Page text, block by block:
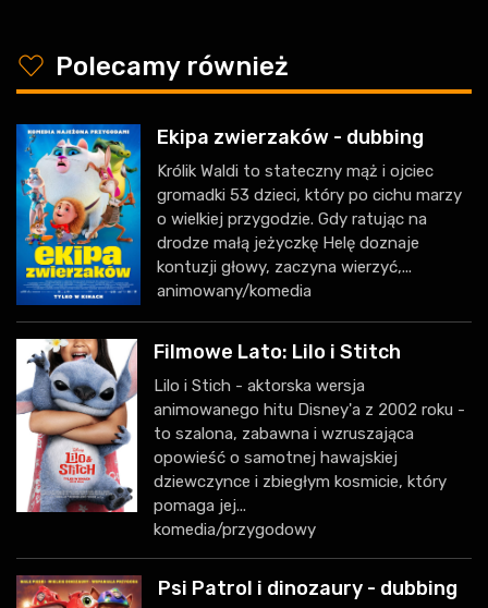
y Polecamy również
Ekipa zwierzaków - dubbing
Królik Waldi to stateczny mąż i ojciec
gromadki 53 dzieci, który po cichu marzy
o wielkiej przygodzie. Gdy ratując na
drodze małą jeżyczkę Helę doznaje
kontuzji głowy, zaczyna wierzyć,...
animowany/komedia
Filmowe Lato: Lilo i Stitch
Lilo i Stich - aktorska wersja
animowanego hitu Disney'a z 2002 roku -
to szalona, zabawna i wzruszająca
opowieść o samotnej hawajskiej
dziewczynce i zbiegłym kosmicie, który
pomaga jej...
komedia/przygodowy
Psi Patrol i dinozaury - dubbing